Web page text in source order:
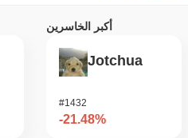
أكبر الخاسرين
Jotchua
#1432
-21.48%